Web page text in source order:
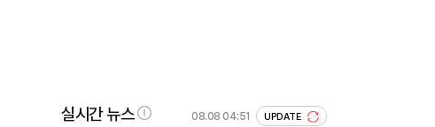
실시간 뉴스 08.08 04:51 UPDATE